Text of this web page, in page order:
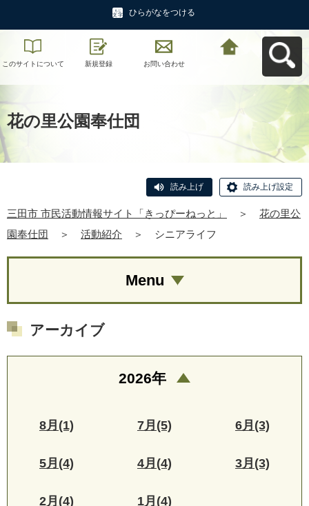
ひらがなをつける
このサイトについて 新規登録 お問い合わせ
花の里公園奉仕団
読み上げ 読み上げ設定
三田市 市民活動情報サイト「きっぴーねっと」 ＞
花の里公
園奉仕団
＞ 活動紹介 ＞ シニアライフ
Menu
アーカイブ
2026年
8月(1) 7月(5) 6月(3)
5月(4) 4月(4) 3月(3)
2月(4) 1月(4)